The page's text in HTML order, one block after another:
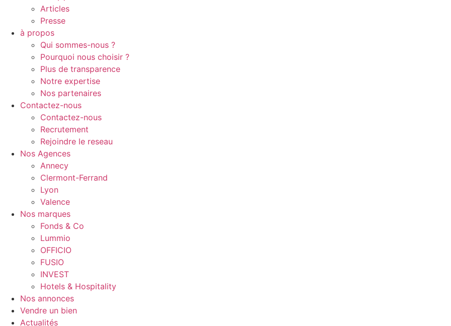
Articles
Presse
à propos
Qui sommes-nous ?
Pourquoi nous choisir ?
Plus de transparence
Notre expertise
Nos partenaires
Contactez-nous
Contactez-nous
Recrutement
Rejoindre le reseau
Nos Agences
Annecy
Clermont-Ferrand
Lyon
Valence
Nos marques
Fonds & Co
Lummio
OFFICIO
FUSIO
INVEST
Hotels & Hospitality
Nos annonces
Vendre un bien
Actualités